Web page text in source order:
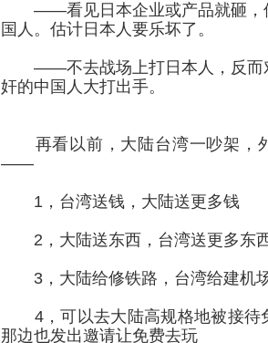
——看见日本企业或产品就砸，
国人。估计日本人要乐坏了。
——不去战场上打日本人，反而
奸的中国人大打出手。
再看以前，大陆台湾一吵架，
——
1，台湾送钱，大陆送更多钱
2，大陆送东西，台湾送更多东
3，大陆给修铁路，台湾给建机
4，可以去大陆高规格地被接待
那边也发出邀请让免费去玩